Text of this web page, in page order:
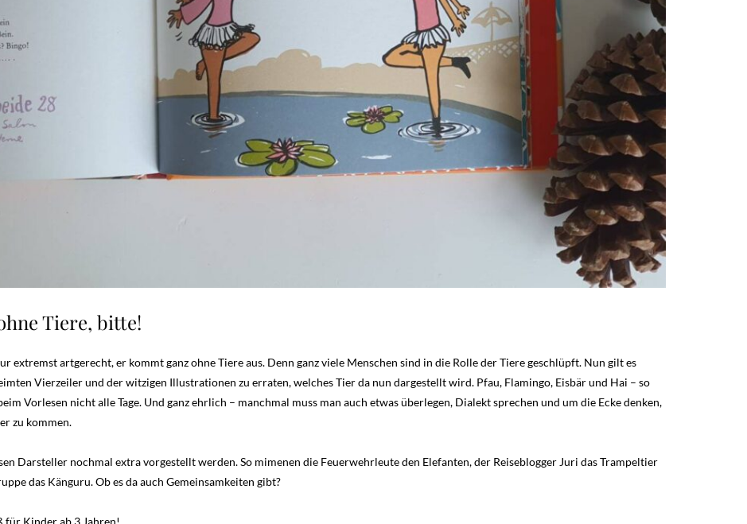
Tiere, bitte!
extremst artgerecht, er kommt ganz ohne Tiere aus. Denn ganz viele Menschen sind in die Rolle der Tiere geschlüpft. Nun gilt es
Vierzeiler und der witzigen Illustrationen zu erraten, welches Tier da nun dargestellt wird. Pfau, Flamingo, Eisbär und Hai – so
Vorlesen nicht alle Tage. Und ganz ehrlich – manchmal muss man auch etwas überlegen, Dialekt sprechen und um die Ecke denken,
zu kommen.
Darsteller nochmal extra vorgestellt werden. So mimenen die Feuerwehrleute den Elefanten, der Reiseblogger Juri das Trampeltier
das Känguru. Ob es da auch Gemeinsamkeiten gibt?
für Kinder ab 3 Jahren!